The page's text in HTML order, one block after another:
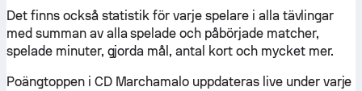
Det finns också statistik för varje spelare i alla tävlingar
med summan av alla spelade och påbörjade matcher,
spelade minuter, gjorda mål, antal kort och mycket mer.
Poängtoppen i CD Marchamalo uppdateras live under varje